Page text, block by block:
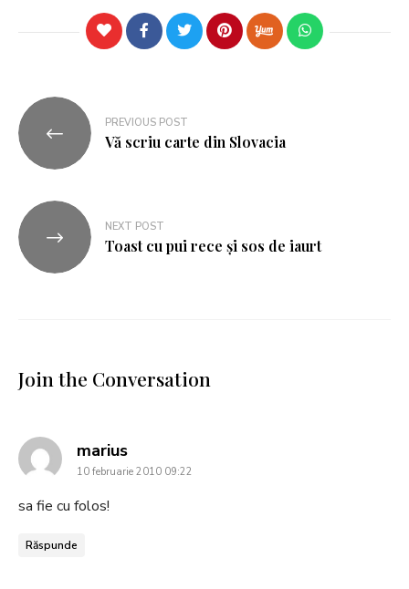
PREVIOUS POST
Vă scriu carte din Slovacia
NEXT POST
Toast cu pui rece și sos de iaurt
Join the Conversation
mariussays:
10 februarie 2010 09:22
sa fie cu folos!
Răspunde